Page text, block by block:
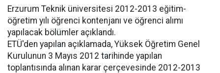
Erzurum Teknik üniversitesi 2012-2013 eğitim-
öğretim yılı öğrenci kontenjanı ve öğrenci alımı
yapılacak bölümler açıklandı.
ETÜ'den yapılan açıklamada, Yüksek Öğretim Genel
Kurulunun 3 Mayıs 2012 tarihinde yapılan
toplantısında alınan karar çerçevesinde 2012-2013